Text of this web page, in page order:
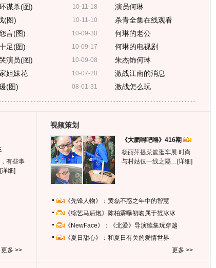
10-11-18
谋杀(图)
10-11-10
(图)
10-09-30
言(图)
10-09-17
足(图)
10-09-08
演员(图)
10-07-20
姐妹花
08-01-31
(图)
演员何琳
杀青全集在线观看
何琳的老公
何琳的电视剧
朱杰饰何琳
激战江南的消息
激战怎么玩
有些事
[详细]
更多 >>
视频策划
《大鹏嘚吧嘚》416期
杨丽萍提菜篮逛车展 时尚
与村姑仅一线之隔… [详细]
《先锋人物》：黄磊不惑之年中的智慧
《综艺马后炮》陈柏霖曝初吻属于范冰冰
《NewFace》：《北爱》导演续集玩穿越
《夏日甜心》：和夏日有关的爱情世界
更多 >>